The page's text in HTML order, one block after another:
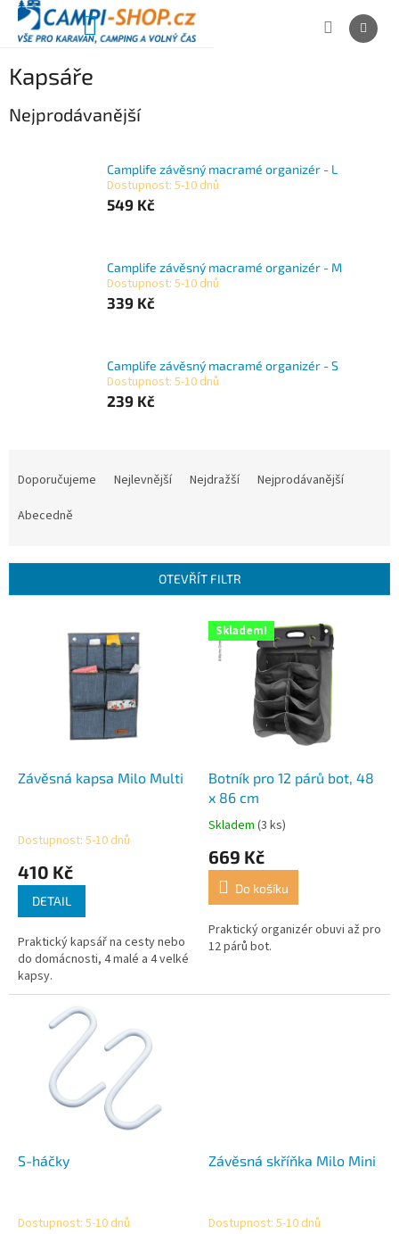
Přejít
obsah
NÁKUPNÍ
Kapsáře
Nejprodávanější
Camplife závěsný macramé organizér - L
Dostupnost: 5-10 dnů
549 Kč
Camplife závěsný macramé organizér - M
Dostupnost: 5-10 dnů
339 Kč
Camplife závěsný macramé organizér - S
Dostupnost: 5-10 dnů
239 Kč
r
Doporučujeme Nejlevnější Nejdražší
Nejprodávanější
Abecedně
OTEVŘÍT FILTR
Závěsná kapsa Milo Multi
Dostupnost: 5-10 dnů
410 Kč
DETAIL
Praktický kapsář na cesty nebo
do domácnosti, 4 malé a 4 velké
kapsy.
Skladem!
Botník pro 12 párů bot, 48
x 86 cm
Průměrné
produktu
4,1
5
hvězdiček.
Skladem (3 ks)
669 Kč
Do košíku
Praktický organizér obuvi až pro
12 párů bot.
S-háčky
Dostupnost: 5-10 dnů
Závěsná skříňka Milo Mini
Dostupnost: 5-10 dnů